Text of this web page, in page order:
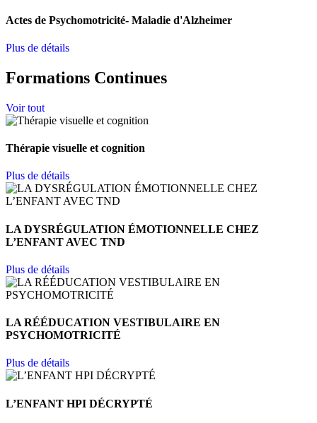
Actes de Psychomotricité- Maladie d'Alzheimer
Plus de détails
Formations Continues
Voir tout
Thérapie visuelle et cognition
Plus de détails
LA DYSRÉGULATION ÉMOTIONNELLE CHEZ
L’ENFANT AVEC TND
Plus de détails
LA RÉÉDUCATION VESTIBULAIRE EN
PSYCHOMOTRICITÉ
Plus de détails
L’ENFANT HPI DÉCRYPTÉ